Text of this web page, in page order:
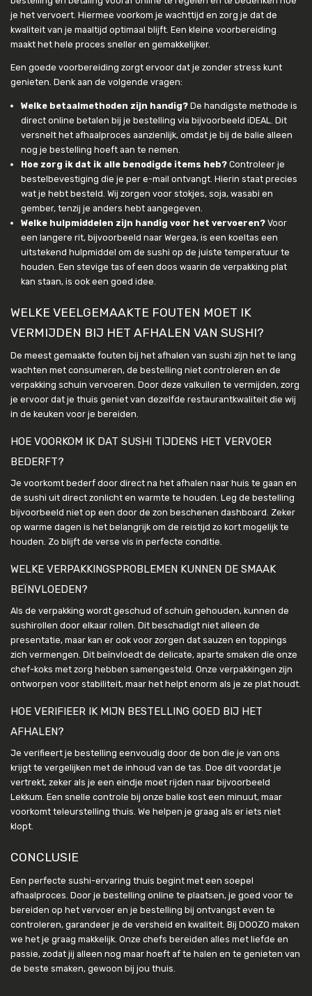
je het vervoert. Hiermee voorkom je wachttijd en zorg je dat de
kwaliteit van je maaltijd optimaal blijft. Een kleine voorbereiding
maakt het hele proces sneller en gemakkelijker.
Een goede voorbereiding zorgt ervoor dat je zonder stress kunt
genieten. Denk aan de volgende vragen:
Welke betaalmethoden zijn handig? De handigste methode is
direct online betalen bij je bestelling via bijvoorbeeld iDEAL. Dit
versnelt het afhaalproces aanzienlijk, omdat je bij de balie alleen
nog je bestelling hoeft aan te nemen.
Hoe zorg ik dat ik alle benodigde items heb? Controleer je
bestelbevestiging die je per e-mail ontvangt. Hierin staat precies
wat je hebt besteld. Wij zorgen voor stokjes, soja, wasabi en
gember, tenzij je anders hebt aangegeven.
Welke hulpmiddelen zijn handig voor het vervoeren? Voor
een langere rit, bijvoorbeeld naar Wergea, is een koeltas een
uitstekend hulpmiddel om de sushi op de juiste temperatuur te
houden. Een stevige tas of een doos waarin de verpakking plat
kan staan, is ook een goed idee.
WELKE VEELGEMAAKTE FOUTEN MOET IK
VERMIJDEN BIJ HET AFHALEN VAN SUSHI?
De meest gemaakte fouten bij het afhalen van sushi zijn het te lang
wachten met consumeren, de bestelling niet controleren en de
verpakking schuin vervoeren. Door deze valkuilen te vermijden, zorg
je ervoor dat je thuis geniet van dezelfde restaurantkwaliteit die wij
in de keuken voor je bereiden.
HOE VOORKOM IK DAT SUSHI TIJDENS HET VERVOER
BEDERFT?
Je voorkomt bederf door direct na het afhalen naar huis te gaan en
de sushi uit direct zonlicht en warmte te houden. Leg de bestelling
bijvoorbeeld niet op een door de zon beschenen dashboard. Zeker
op warme dagen is het belangrijk om de reistijd zo kort mogelijk te
houden. Zo blijft de verse vis in perfecte conditie.
WELKE VERPAKKINGSPROBLEMEN KUNNEN DE SMAAK
BEÏNVLOEDEN?
Als de verpakking wordt geschud of schuin gehouden, kunnen de
sushirollen door elkaar rollen. Dit beschadigt niet alleen de
presentatie, maar kan er ook voor zorgen dat sauzen en toppings
zich vermengen. Dit beïnvloedt de delicate, aparte smaken die onze
chef-koks met zorg hebben samengesteld. Onze verpakkingen zijn
ontworpen voor stabiliteit, maar het helpt enorm als je ze plat houdt.
HOE VERIFIEER IK MIJN BESTELLING GOED BIJ HET
AFHALEN?
Je verifieert je bestelling eenvoudig door de bon die je van ons
krijgt te vergelijken met de inhoud van de tas. Doe dit voordat je
vertrekt, zeker als je een eindje moet rijden naar bijvoorbeeld
Lekkum. Een snelle controle bij onze balie kost een minuut, maar
voorkomt teleurstelling thuis. We helpen je graag als er iets niet
klopt.
CONCLUSIE
Een perfecte sushi-ervaring thuis begint met een soepel
afhaalproces. Door je bestelling online te plaatsen, je goed voor te
bereiden op het vervoer en je bestelling bij ontvangst even te
controleren, garandeer je de versheid en kwaliteit. Bij DOOZO maken
we het je graag makkelijk. Onze chefs bereiden alles met liefde en
passie, zodat jij alleen nog maar hoeft af te halen en te genieten van
de beste smaken, gewoon bij jou thuis.